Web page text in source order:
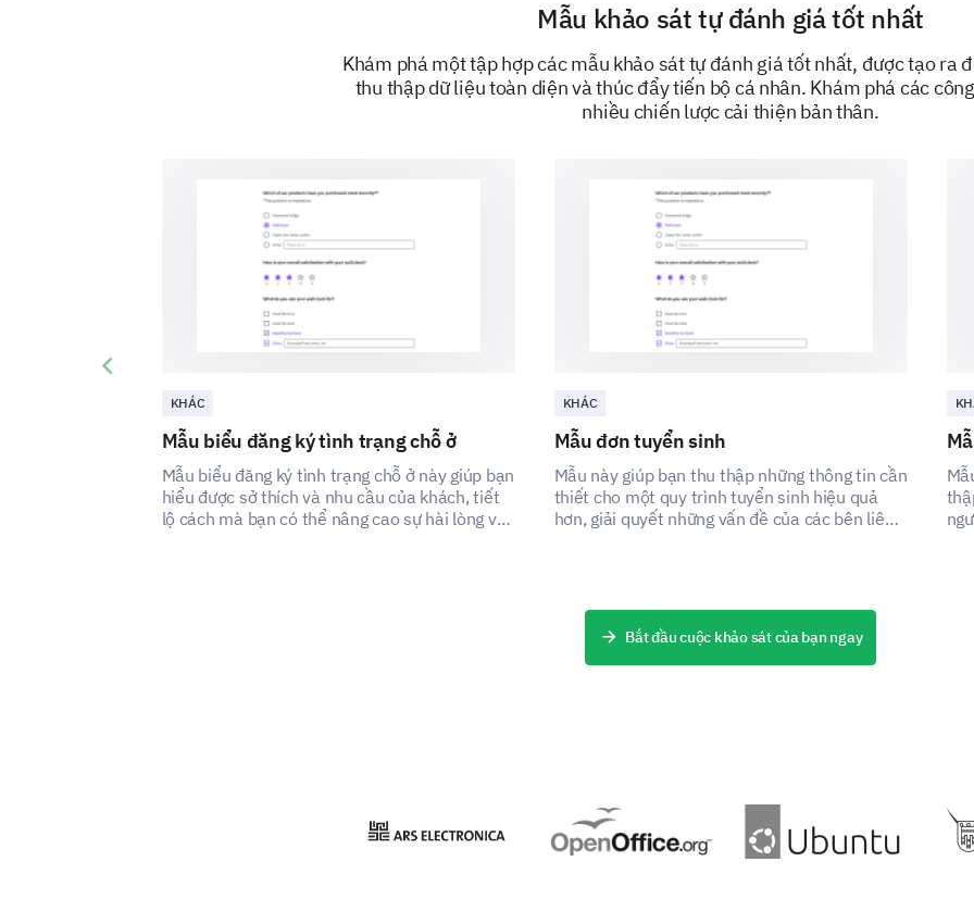
Vui lòng xếp hạng các mục tiêu sau theo
phát triển cá nhân của bạn (1 là quan trọng
Lựa chọn xếp hạng 2
Lựa chọn xếp hạng 3
Lựa chọn xếp hạng 4
Lựa chọn xếp hạng 5
Mẫu khảo sát tự đánh giá tốt nhất
Khám phá một tập hợp các mẫu khảo sát tự đánh giá tốt nhất, được tạo ra
thu thập dữ liệu toàn diện và thúc đẩy tiến bộ cá nhân. Khám phá các
nhiều chiến lược cải thiện bản thân.
KHÁC
Mẫu biểu đăng ký tình trạng chỗ ở
Mẫu biểu đăng ký tình trạng chỗ ở này giúp bạn
hiểu được sở thích và nhu cầu của khách, tiết
lộ cách mà bạn có thể nâng cao sự hài lòng và
KHÁC
Mẫu đơn tuyển sinh
Mẫu này giúp bạn thu thập những thông tin cần
thiết cho một quy trình tuyển sinh hiệu quả
hơn, giải quyết những vấn đề của các bên liên
Previous slide
Bắt đầu cuộc khảo sát của bạn ngay